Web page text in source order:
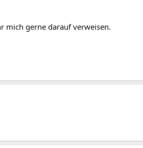
mich gerne darauf verweisen.